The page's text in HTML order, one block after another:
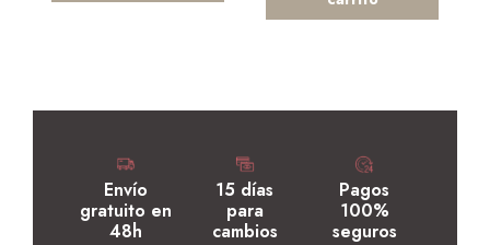
Envío
gratuito en
48h
15 días
para
cambios
Pagos
100%
seguros